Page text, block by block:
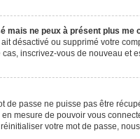
mais ne peux à présent plus me
ait désactivé ou supprimé votre
inscrivez-vous de nouveau et
de passe ne puisse pas être
mesure de pouvoir vous
votre mot de passe,